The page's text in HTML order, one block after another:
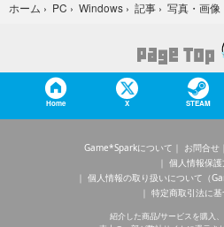
ホーム › PC › Windows › 記事 › 写真・画像
Home X STEAM
Game*Sparkについて お問合せ
個人情報保護
個人情報の取り扱いについて（
特定商取引法に
紹介した商品/サービスを購入、